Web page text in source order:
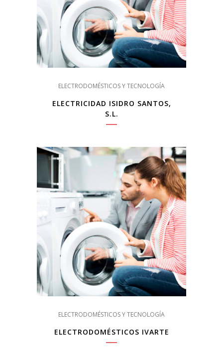
ELECTRODOMÉSTICOS Y TECNOLOGÍA
ELECTRICIDAD ISIDRO SANTOS,
S.L.
ELECTRODOMÉSTICOS Y TECNOLOGÍA
ELECTRODOMÉSTICOS IVARTE